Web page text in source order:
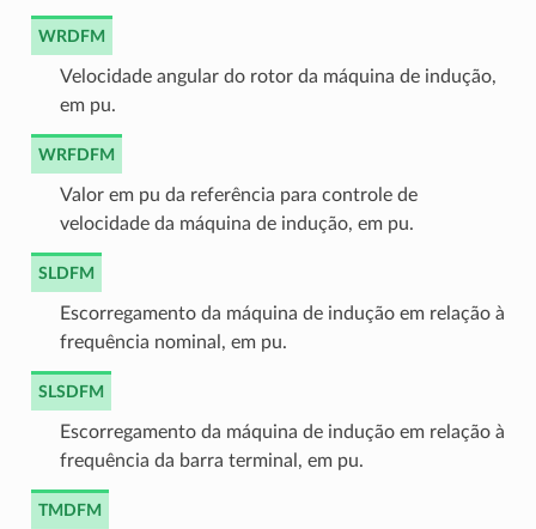
WRDFM
Velocidade angular do rotor da máquina de indução,
em pu.
WRFDFM
Valor em pu da referência para controle de
velocidade da máquina de indução, em pu.
SLDFM
Escorregamento da máquina de indução em relação à
frequência nominal, em pu.
SLSDFM
Escorregamento da máquina de indução em relação à
frequência da barra terminal, em pu.
TMDFM